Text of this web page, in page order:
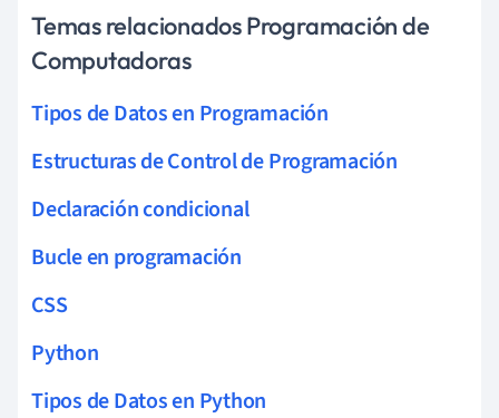
Temas relacionados Programación de
Computadoras
Tipos de Datos en Programación
Estructuras de Control de Programación
Declaración condicional
Bucle en programación
CSS
Python
Tipos de Datos en Python